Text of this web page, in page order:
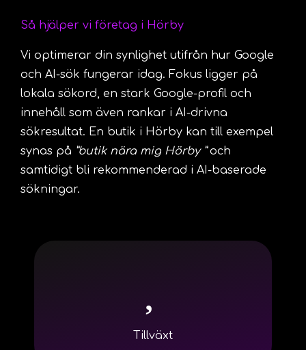
Så hjälper vi företag i Hörby
Vi optimerar din synlighet utifrån hur Google
och AI-sök fungerar idag. Fokus ligger på
lokala sökord, en stark Google-profil och
innehåll som även rankar i AI-drivna
sökresultat. En butik i Hörby kan till exempel
synas på ”butik nära mig Hörby ”och
samtidigt bli rekommenderad i AI-baserade
sökningar.
Tillväxt